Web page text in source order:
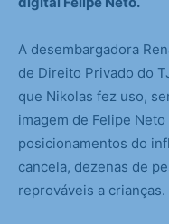
A desembargadora
de Direito Privado do
que Nikolas fez uso,
imagem de Felipe
posicionamentos do
cancela, dezenas de
reprováveis a crianças.